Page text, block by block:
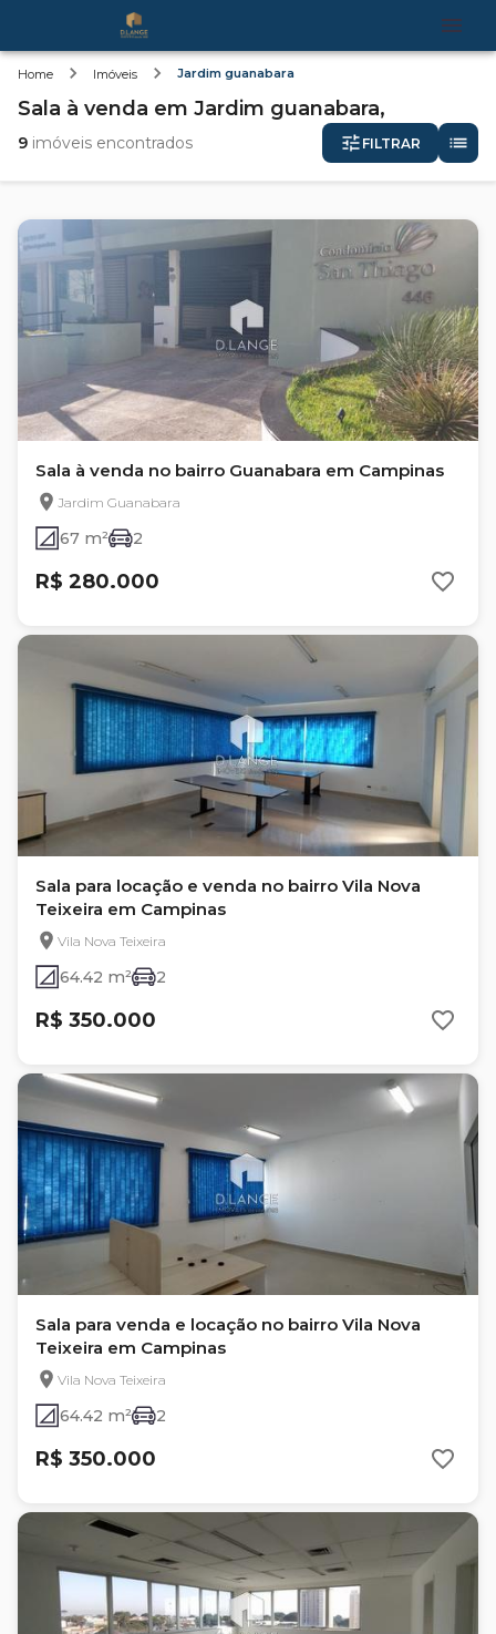
Home Imóveis Jardim guanabara
Sala à venda em Jardim guanabara,
9 imóveis encontrados FILTRAR
Sala à venda no bairro Guanabara em Campinas
Jardim Guanabara
67 m² 2
R$ 280.000
Sala para locação e venda no bairro Vila Nova
Teixeira em Campinas
Vila Nova Teixeira
64.42 m² 2
R$ 350.000
Sala para venda e locação no bairro Vila Nova
Teixeira em Campinas
Vila Nova Teixeira
64.42 m² 2
R$ 350.000